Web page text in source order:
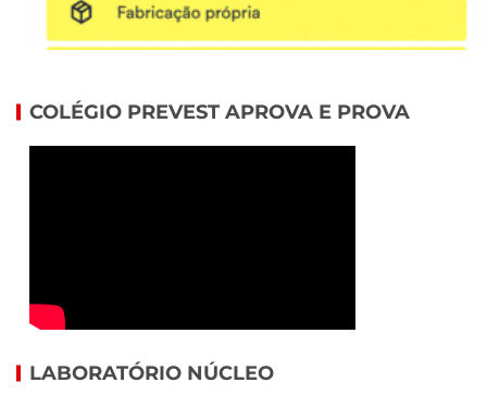
COLÉGIO PREVEST APROVA E PROVA
LABORATÓRIO NÚCLEO